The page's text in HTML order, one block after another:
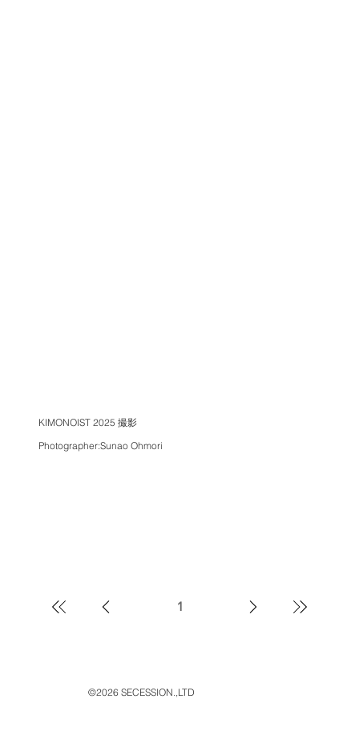
KIMONOIST 2025 撮影
Photographer:Sunao Ohmori
11
©2026 SECESSION.,LTD